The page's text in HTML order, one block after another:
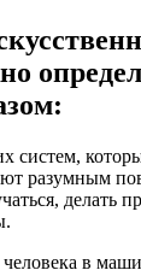
систем,
разумным
делать
человека в